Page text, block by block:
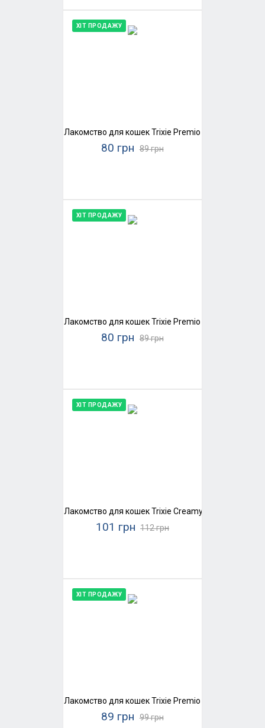
ХІТ ПРОДАЖУ
Лакомство для кошек Trixie Premio Stick Quintett
80 грн 89 грн
ХІТ ПРОДАЖУ
Лакомство для кошек Trixie Premio Stick Quintett
80 грн 89 грн
ХІТ ПРОДАЖУ
Лакомство для кошек Trixie Creamy Snacks
101 грн 112 грн
ХІТ ПРОДАЖУ
Лакомство для кошек Trixie Premio Chicken Mini
89 грн 99 грн